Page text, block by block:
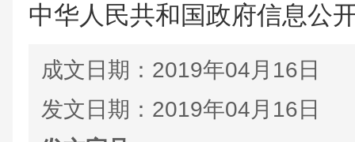
中华人民共和国政府信息公
成文日期： 2019年04月16日
发文日期： 2019年04月16日